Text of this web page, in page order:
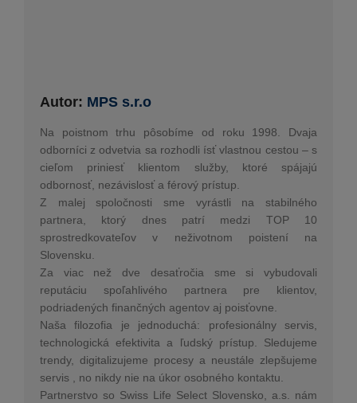
Autor: MPS s.r.o
Na poistnom trhu pôsobíme od roku 1998. Dvaja
odborníci z odvetvia sa rozhodli ísť vlastnou cestou – s
cieľom priniesť klientom služby, ktoré spájajú
odbornosť, nezávislosť a férový prístup.
Z malej spoločnosti sme vyrástli na stabilného
partnera, ktorý dnes patrí medzi TOP 10
sprostredkovateľov v neživotnom poistení na
Slovensku.
Za viac než dve desaťročia sme si vybudovali
reputáciu spoľahlivého partnera pre klientov,
podriadených finančných agentov aj poisťovne.
Naša filozofia je jednoduchá: profesionálny servis,
technologická efektivita a ľudský prístup. Sledujeme
trendy, digitalizujeme procesy a neustále zlepšujeme
servis , no nikdy nie na úkor osobného kontaktu.
Partnerstvo so Swiss Life Select Slovensko, a.s. nám